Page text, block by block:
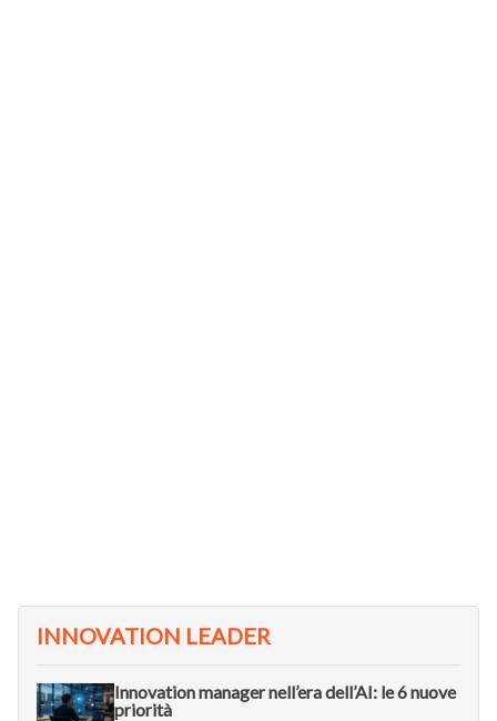
INNOVATION LEADER
Innovation manager nell’era dell’AI: le 6 nuove
priorità